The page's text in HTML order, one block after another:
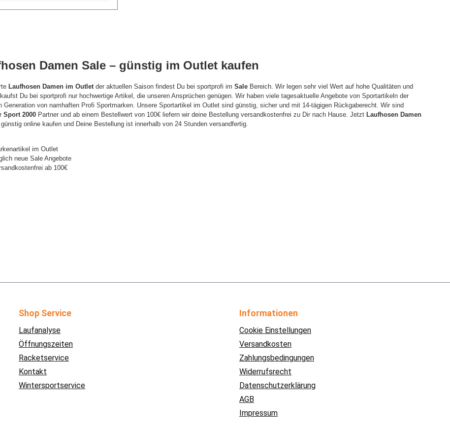
Damen Sale – günstig im Outlet kaufen
Laufhosen Damen im Outlet der aktuellen Saison findest Du bei sportprofi im Sale Bereich. Wir legen sehr viel Wert auf hohe Qualitäten und
Du bei sportprofi nur hochwertige Artikel, die unseren Ansprüchen genügen. Wir haben viele tagesaktuelle Angebote von Sportartikeln der
Generation von namhaften Profi Sportmarken. Unsere Sportartikel im Outlet sind günstig, sicher und mit 14-tägigen Rückgaberecht. Wir sind
Sport 2000 Partner und ab einem Bestellwert von 100€ liefern wir deine Bestellung versandkostenfrei zu Dir nach Hause. Jetzt Laufhosen Damen
günstig online kaufen und Deine Bestellung ist innerhalb von 24 Stunden versandfertig.
im Outlet
neue Sale Angebote
ab 100€
Shop Service
Laufanalyse
Öffnungszeiten
Racketservice
Kontakt
Wintersportservice
Informationen
Cookie Einstellungen
Versandkosten
Zahlungsbedingungen
Widerrufsrecht
Datenschutzerklärung
AGB
Impressum